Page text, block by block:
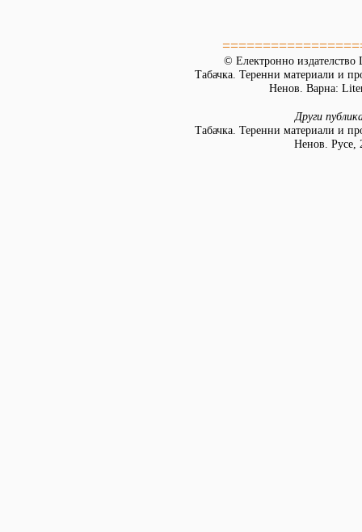
© Електронно издателство
Табачка. Теренни материали и
Ненов. Варна:
Други
Табачка. Теренни материали и
Ненов. Русе,